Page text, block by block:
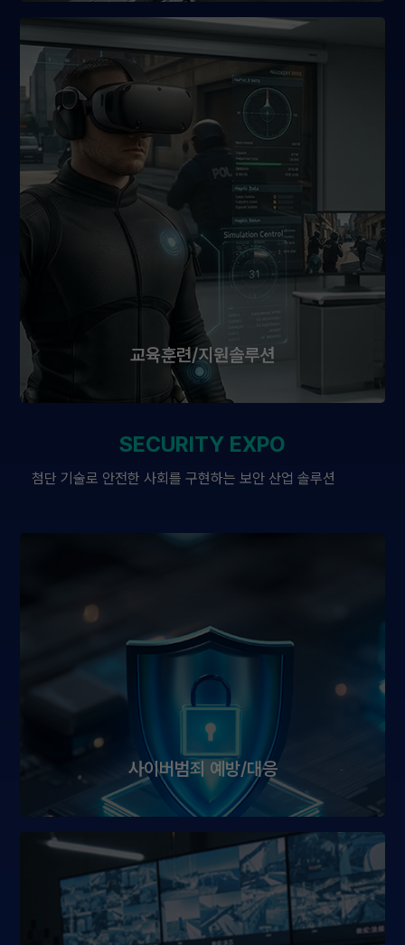
교육훈련/지원솔루션
SECURITY EXPO
첨단 기술로 안전한 사회를 구현하는 보안 산업 솔루션
사이버범죄 예방/대응